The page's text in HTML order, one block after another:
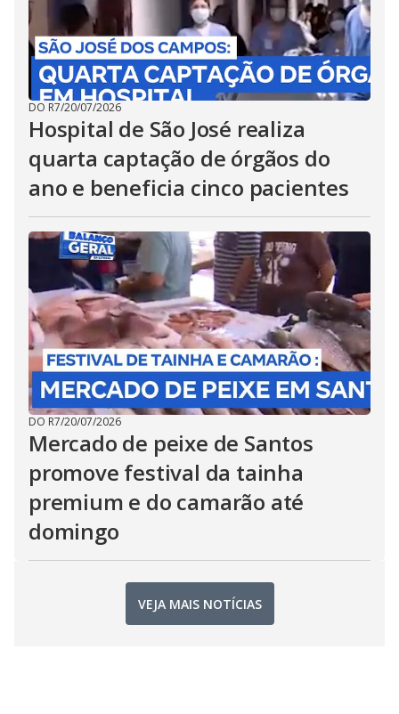
DO R7/20/07/2026
Hospital de São José realiza
quarta captação de órgãos do
ano e beneficia cinco pacientes
DO R7/20/07/2026
Mercado de peixe de Santos
promove festival da tainha
premium e do camarão até
domingo
VEJA MAIS NOTÍCIAS